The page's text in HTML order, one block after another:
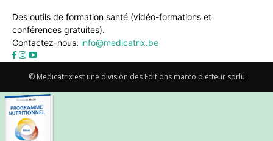
Des outils de formation santé (vidéo-formations et
conférences gratuites).
Contactez-nous: info@medicatrix.be
© Medicatrix est une division des Editions marco pietteur sprlu